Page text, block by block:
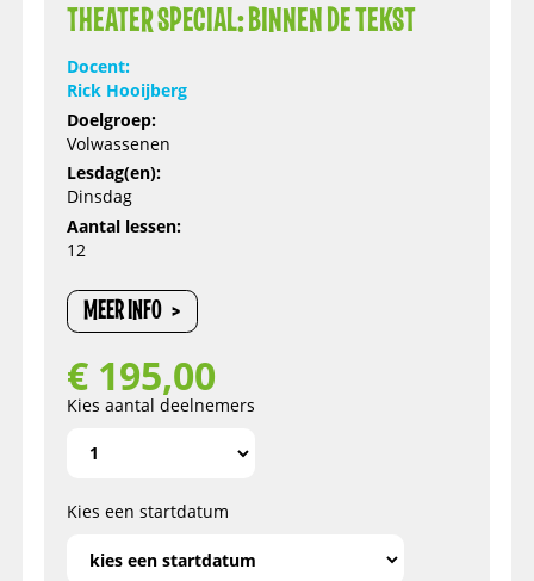
THEATER SPECIAL: BINNEN DE TEKST
Docent:
Rick Hooijberg
Doelgroep:
Volwassenen
Lesdag(en):
Dinsdag
Aantal lessen:
12
MEER INFO
€ 195,00
Kies aantal deelnemers
Kies een startdatum